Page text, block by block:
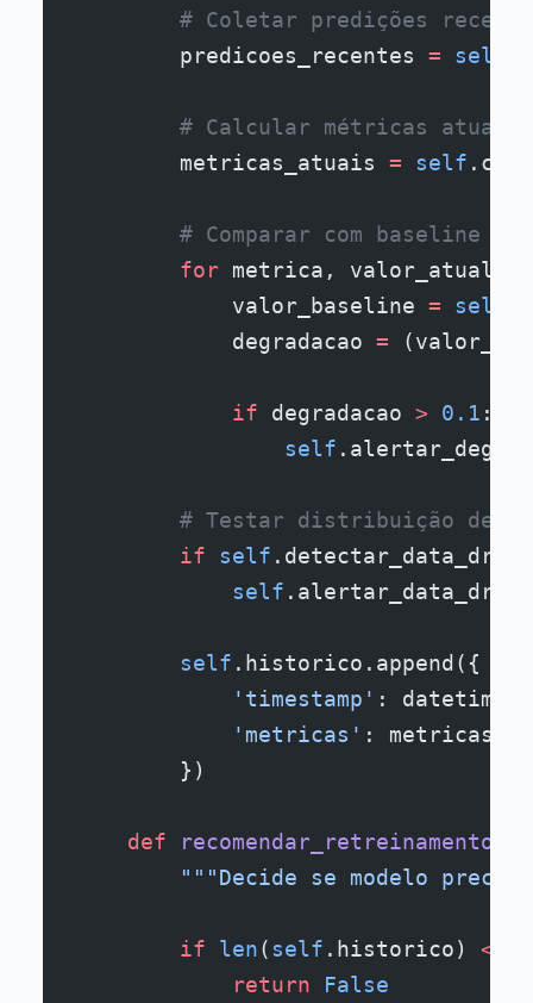
# Coletar predições
        predicoes_recentes
= self
        # Calcular métricas atuais
        metricas_atuais
= self
        # Comparar com baseline
        for
metrica, valor_atual
            valor_baseline
= self
            degradacao
=
            if
degradacao > 0.1 :
                self
# Testar distribuição de
        if
self
            self
        self
.historico.append({
            'timestamp'
:
            'metricas'
:
        })
    def
recomendar_retreinamento
"""Decide se modelo
        if
len(self .historico) <
            return
False